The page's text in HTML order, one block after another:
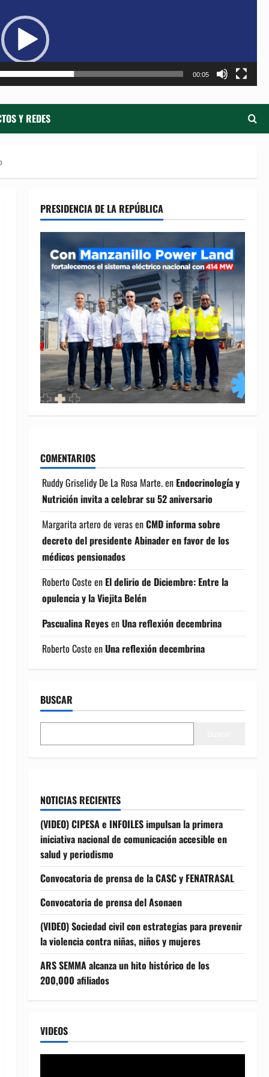
00:05
Y REDES
PRESIDENCIA DE LA REPÚBLICA
COMENTARIOS
Ruddy Griselidy De La Rosa Marte.en Endocrinología y
Nutrición invita a celebrar su 52 aniversario
Margarita artero de verasenCMD informa sobre
decreto del presidente Abinader en favor de los
médicos pensionados
Roberto Coste en El delirio de Diciembre: Entre la
opulencia y la Viejita Belén
Pascualina ReyesenUna reflexión decembrina
Roberto Coste enUna reflexión decembrina
BUSCAR
NOTICIAS RECIENTES
(VIDEO) CIPESA e INFOILES impulsan la primera
iniciativa nacional de comunicación accesible en
salud y periodismo
Convocatoria de prensa de la CASC y FENATRASAL
Convocatoria de prensa del Asonaen
(VIDEO) Sociedad civil con estrategias para prevenir
la violencia contra niñas, niños y mujeres
ARS SEMMA alcanza un hito histórico de los
200,000 afiliados
VIDEOS